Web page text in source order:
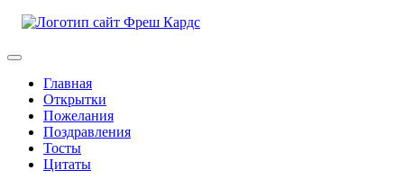
Главная
Открытки
Пожелания
Поздравления
Тосты
Цитаты